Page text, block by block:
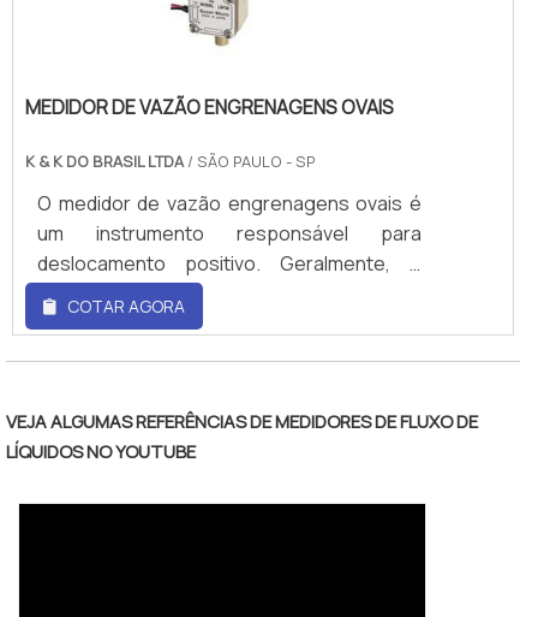
MEDIDOR DE VAZÃO ENGRENAGENS OVAIS
K & K DO BRASIL LTDA/ SÃO PAULO - SP
O medidor de vazão engrenagens ovais é
um instrumento responsável para
deslocamento positivo. Geralmente, é
responsável pelo cálculo da vazão
volumétrica de gases liquefeitos e líquidos
encontram-se: - Apresenta robustez; -
Conta com exatidão; - Apresenta
Versatilidade de aplicações; - Alta
COTAR AGORA
VEJA ALGUMAS REFERÊNCIAS DE MEDIDORES DE FLUXO DE
LÍQUIDOS NO YOUTUBE